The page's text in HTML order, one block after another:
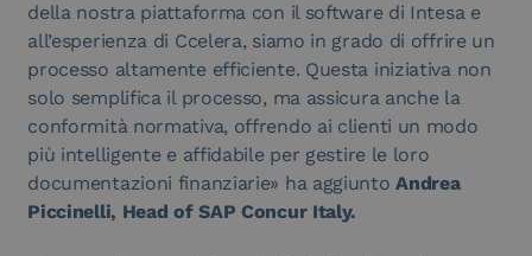
della nostra piattaforma con il software di Intesa e
all’esperienza di Ccelera, siamo in grado di offrire un
processo altamente efficiente. Questa iniziativa non
solo semplifica il processo, ma assicura anche la
conformità normativa, offrendo ai clienti un modo
più intelligente e affidabile per gestire le loro
documentazioni finanziarie» ha aggiuntoAndrea
Piccinelli, Head of SAP Concur Italy.